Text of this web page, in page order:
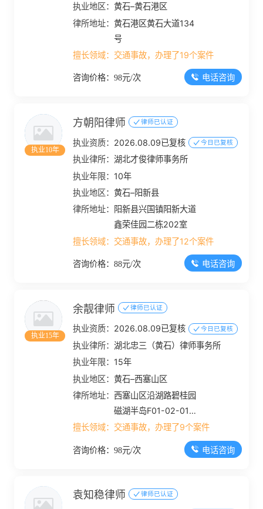
执业地区：黄石–黄石港区
律所地址：黄石港区黄石大道134
号
擅长领域： 交通事故，办理了19个案件
咨询价格：98元/次 电话咨询
执业10年
方朝阳律师 律师已认证
执业资质： 2026.08.09已复核 今日已复核
执业律所：湖北才俊律师事务所
执业年限： 10年
执业地区：黄石–阳新县
律所地址：
阳新县兴国镇阳新大道
鑫荣佳园二栋202室
擅长领域： 交通事故，办理了12个案件
咨询价格：88元/次 电话咨询
执业15年
余靓律师 律师已认证
执业资质： 2026.08.09已复核 今日已复核
执业律所：湖北忠三（黄石）律师事务所
执业年限： 15年
执业地区：黄石–西塞山区
律所地址：西塞山区沿湖路碧桂园
磁湖半岛F01-02-01商
业综合体11楼
擅长领域： 交通事故，办理了9个案件
咨询价格：98元/次 电话咨询
袁知稳律师 律师已认证